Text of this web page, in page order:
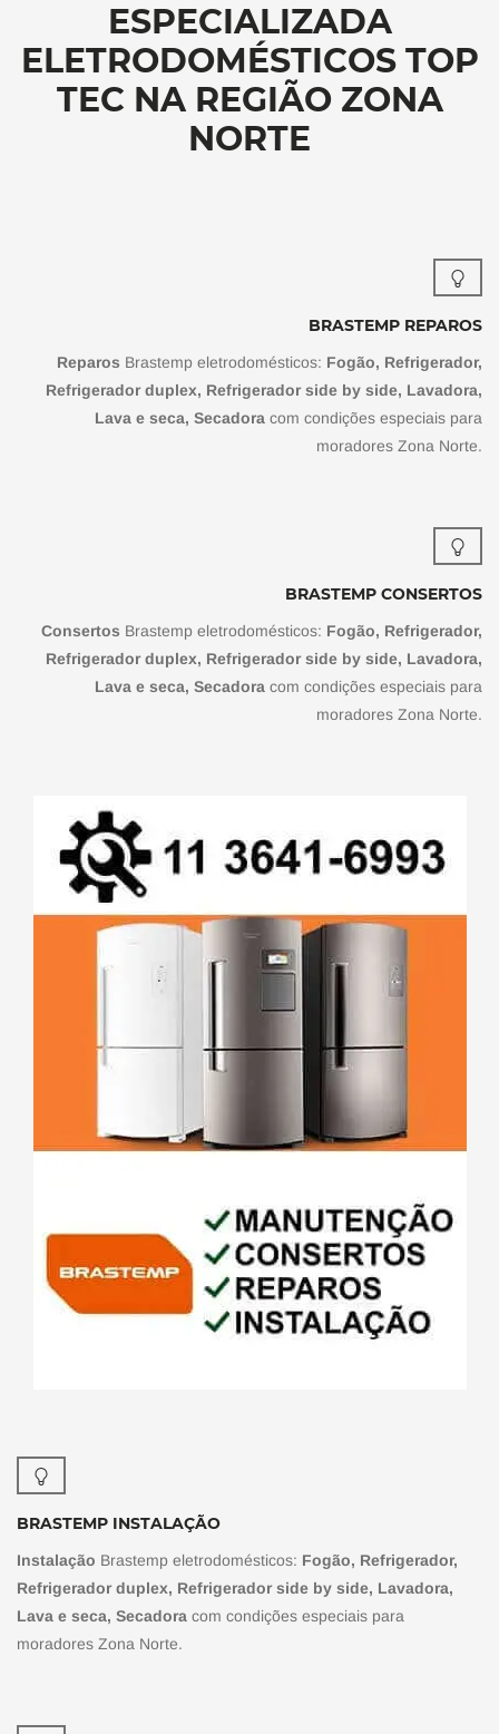
ESPECIALIZADA
ELETRODOMÉSTICOS TOP
TEC NA REGIÃO ZONA
NORTE
BRASTEMP REPAROS
Reparos Brastemp eletrodomésticos: Fogão, Refrigerador,
Refrigerador duplex, Refrigerador side by side, Lavadora,
Lava e seca, Secadora com condições especiais para
moradores Zona Norte.
BRASTEMP CONSERTOS
Consertos Brastemp eletrodomésticos: Fogão, Refrigerador,
Refrigerador duplex, Refrigerador side by side, Lavadora,
Lava e seca, Secadora com condições especiais para
moradores Zona Norte.
BRASTEMP INSTALAÇÃO
Instalação Brastemp eletrodomésticos: Fogão, Refrigerador,
Refrigerador duplex, Refrigerador side by side, Lavadora,
Lava e seca, Secadora com condições especiais para
moradores Zona Norte.